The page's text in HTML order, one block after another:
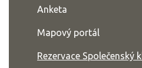
Anketa
Mapový portál
Rezervace Společenský